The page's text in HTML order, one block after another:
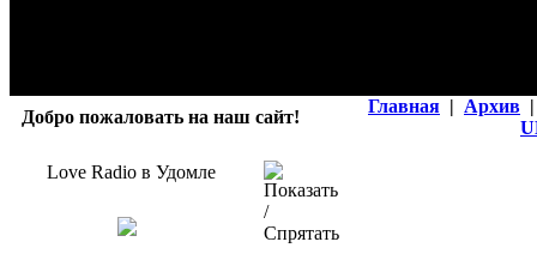
Добро пожаловать на наш сайт!
Главная | Архив |
Love Radio в Удомле